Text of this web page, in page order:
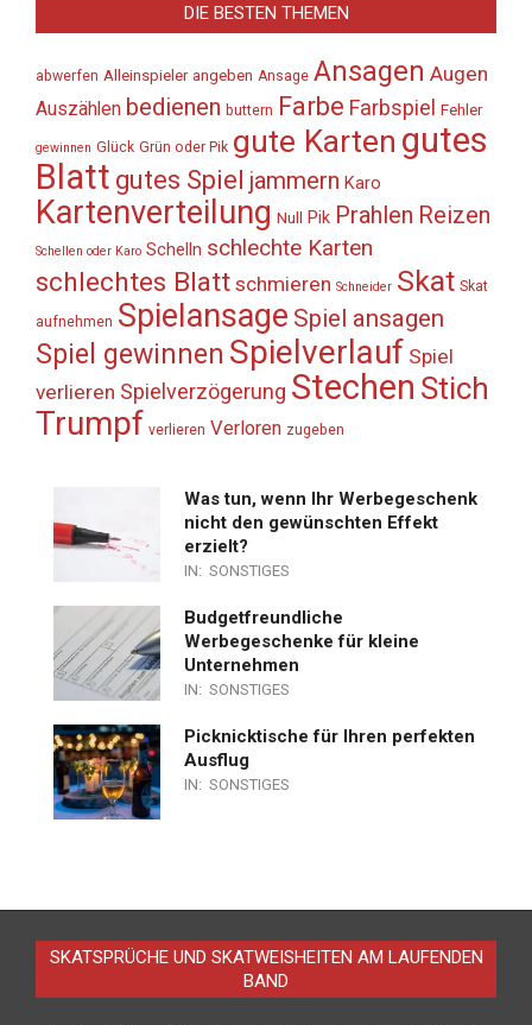
DIE BESTEN THEMEN
abwerfen Alleinspieler angeben Ansage Ansagen Augen
Auszählen bedienen buttern Farbe Farbspiel Fehler
gewinnen Glück Grün oder Pik gute Karten gutes
Blatt gutes Spiel jammern Karo
Kartenverteilung Null Pik Prahlen Reizen
Schellen oder Karo Schelln schlechte Karten
schlechtes Blatt schmieren Schneider Skat Skat
aufnehmen Spielansage Spiel ansagen
Spiel gewinnen Spielverlauf Spiel
verlieren Spielverzögerung Stechen Stich
Trumpf verlieren Verloren zugeben
Was tun, wenn Ihr Werbegeschenk
nicht den gewünschten Effekt
erzielt?
IN: SONSTIGES
Budgetfreundliche
Werbegeschenke für kleine
Unternehmen
IN: SONSTIGES
Picknicktische für Ihren perfekten
Ausflug
IN: SONSTIGES
SKATSPRÜCHE UND SKATWEISHEITEN AM LAUFENDEN
BAND